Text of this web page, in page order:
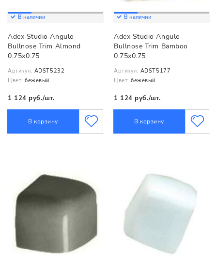
В наличии
Adex Studio Angulo
Bullnose Trim Almond
0.75x0.75
Артикул: ADST5232
Цвет: бежевый
1 124 руб./шт.
В корзину
В наличии
Adex Studio Angulo
Bullnose Trim Bamboo
0.75x0.75
Артикул: ADST5177
Цвет: бежевый
1 124 руб./шт.
В корзину